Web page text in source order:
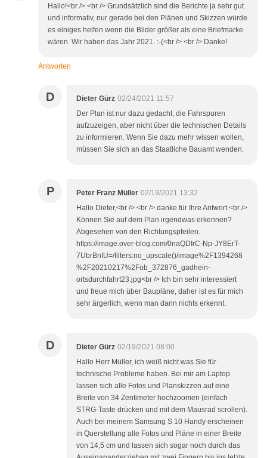
Hallo!<br /> <br /> Grundsätzlich sind die Berichte ja sehr gut
und informativ, nur gerade bei den Plänen und Skizzen würde
es einiges helfen wenn die Bilder größer als eine Briefmarke
wären. Wir haben das Jahr 2021. :-(<br /> <br /> Danke!
Antworten
D Dieter Gürz 02/24/2021 11:57
Der Plan ist nur dazu gedacht, die Fahrspuren
aufzuzeigen, aber nicht über die technischen Details
zu informieren. Wenn Sie dazu mehr wissen wollen,
müssen Sie sich an das Staatliche Bauamt wenden.
P Peter Franz Müller 02/19/2021 13:32
Hallo Dieter,<br /> <br /> danke für Ihre Antwort.<br />
Können Sie auf dem Plan irgendwas erkennen?
Abgesehen von den Richtungspfeilen.
https://image.over-blog.com/0naQDIrC-Np-JY8ErT-
7UbrBnIU=/filters:no_upscale()/image%2F1394268
%2F20210217%2Fob_372876_gadhein-
ortsdurchfahrt23.jpg<br /> Ich bin sehr interessiert
und freue mich über Baupläne, daher ist es für mich
sehr ärgerlich, wenn man dann nichts erkennt.
D Dieter Gürz 02/19/2021 08:00
Hallo Herr Müller, ich weiß nicht was Sie für
technische Probleme haben. Bei mir am Laptop
lassen sich alle Fotos und Planskizzen auf eine
Breite von 34 Zentimeter hochzoomen (einfach
STRG-Taste drücken und mit dem Mausrad scrollen).
Auch bei meinem Samsung S 10 Handy erscheinen
in Querstellung alle Fotos und Pläne in einer Breite
von 14,5 cm und lassen sich sogar noch durch das